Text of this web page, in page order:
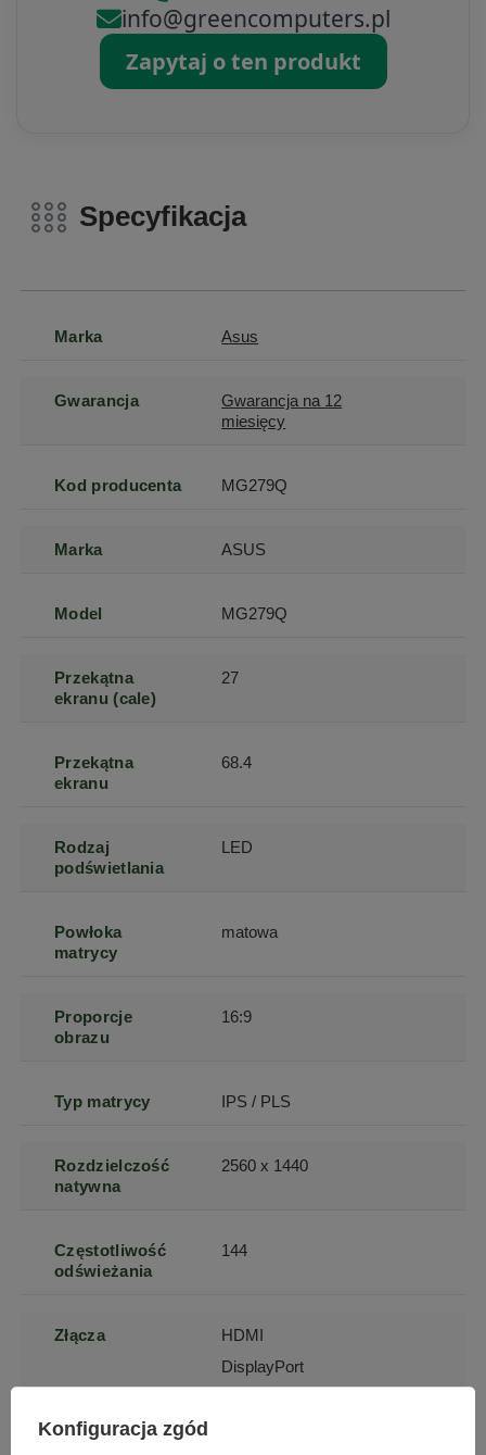
info@greencomputers.pl
Zapytaj o ten produkt
Specyfikacja
Marka Asus
Gwarancja
Gwarancja na 12
miesięcy
Kod producenta MG279Q
Marka ASUS
Model MG279Q
Przekątna
ekranu (cale)
27
Przekątna
ekranu
68.4
Rodzaj
podświetlania
LED
Powłoka
matrycy
matowa
Proporcje
obrazu
16:9
Typ matrycy IPS / PLS
Rozdzielczość
natywna
2560 x 1440
Częstotliwość
odświeżania
144
Złącza
HDMI
DisplayPort
Konfiguracja zgód